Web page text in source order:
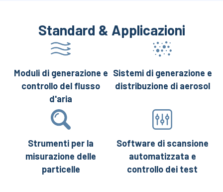
Standard & Applicazioni
Moduli di generazione e
controllo del flusso
d'aria
Sistemi di generazione e
distribuzione di aerosol
Strumenti per la
misurazione delle
particelle
Software di scansione
automatizzata e
controllo dei test